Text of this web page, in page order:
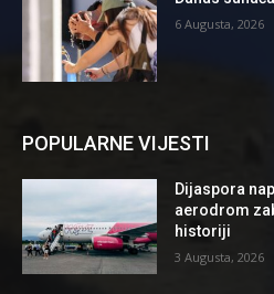
6 Augusta, 2026
POPULARNE VIJESTI
Dijaspora
aerodrom
historiji
3 Augusta, 2026